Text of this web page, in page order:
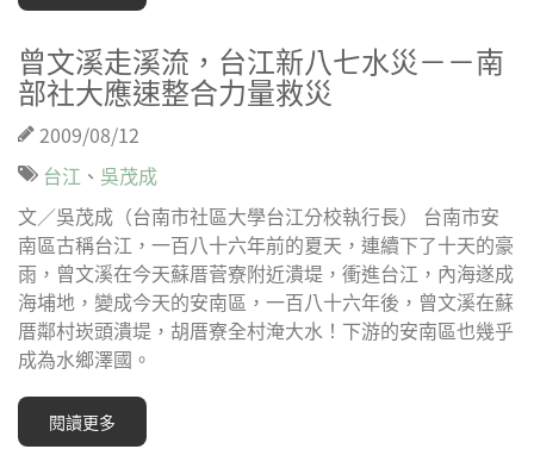
曾文溪走溪流，台江新八七水災－－南
部社大應速整合力量救災
2009/08/12
台江 、 吳茂成
文／吳茂成（台南市社區大學台江分校執行長） 台南市安
南區古稱台江，一百八十六年前的夏天，連續下了十天的豪
雨，曾文溪在今天蘇厝菅寮附近潰堤，衝進台江，內海遂成
海埔地，變成今天的安南區，一百八十六年後，曾文溪在蘇
厝鄰村崁頭潰堤，胡厝寮全村淹大水！下游的安南區也幾乎
成為水鄉澤國。
閱讀更多